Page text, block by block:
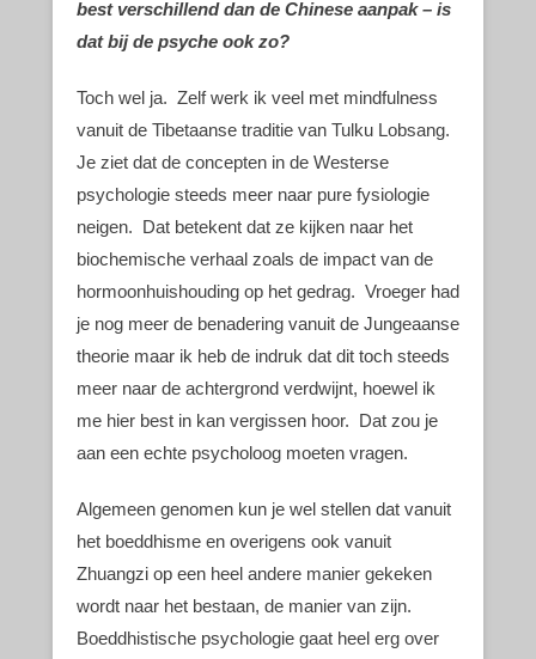
best verschillend dan de Chinese aanpak – is
dat bij de psyche ook zo?
Toch wel ja. Zelf werk ik veel met mindfulness
vanuit de Tibetaanse traditie van Tulku Lobsang.
Je ziet dat de concepten in de Westerse
psychologie steeds meer naar pure fysiologie
neigen. Dat betekent dat ze kijken naar het
biochemische verhaal zoals de impact van de
hormoonhuishouding op het gedrag. Vroeger had
je nog meer de benadering vanuit de Jungeaanse
theorie maar ik heb de indruk dat dit toch steeds
meer naar de achtergrond verdwijnt, hoewel ik
me hier best in kan vergissen hoor. Dat zou je
aan een echte psycholoog moeten vragen.
Algemeen genomen kun je wel stellen dat vanuit
het boeddhisme en overigens ook vanuit
Zhuangzi op een heel andere manier gekeken
wordt naar het bestaan, de manier van zijn.
Boeddhistische psychologie gaat heel erg over